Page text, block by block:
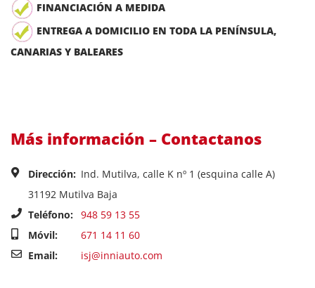
FINANCIACIÓN A MEDIDA
ENTREGA A DOMICILIO EN TODA LA PENÍNSULA,
CANARIAS Y BALEARES
Más información – Contactanos
Dirección: Ind. Mutilva, calle K nº 1 (esquina calle A)
31192 Mutilva Baja
Teléfono:
948 59 13 55
Móvil:
671 14 11 60
Email:
isj@inniauto.com